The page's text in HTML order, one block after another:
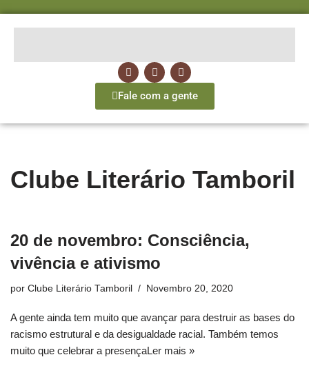
Fale com a gente
Clube Literário Tamboril
20 de novembro: Consciência,
vivência e ativismo
por Clube Literário Tamboril Novembro 20, 2020
A gente ainda tem muito que avançar para destruir as bases do
racismo estrutural e da desigualdade racial. Também temos
muito que celebrar a presençaLer mais »